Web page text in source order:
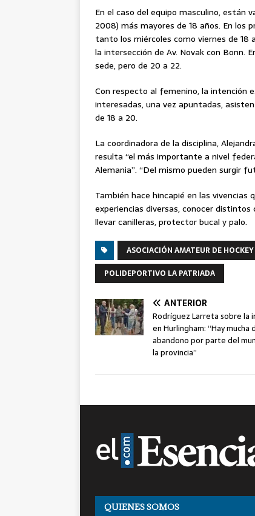
En el caso del equipo masculino, están
2008) más mayores de 18 años. En
tanto los miércoles como viernes de 18
la intersección de Av. Novak con Bonn.
sede, pero de 20 a 22.
Con respecto al femenino, la intención
interesadas, una vez apuntadas,
de 18 a 20.
La coordinadora de la disciplina,
resulta “el más importante a nivel
Alemania”. “Del mismo pueden surgir
También hace hincapié en las
experiencias diversas, conocer
llevar canilleras, protector bucal y palo.
ASOCIACIÓN AMATEUR DE
POLIDEPORTIVO LA PATRIADA
ANTERIOR
Rodríguez Larreta sobre la
en Hurlingham: “Hay mucha
abandono por parte del
la provincia”
QUIENES SOMOS